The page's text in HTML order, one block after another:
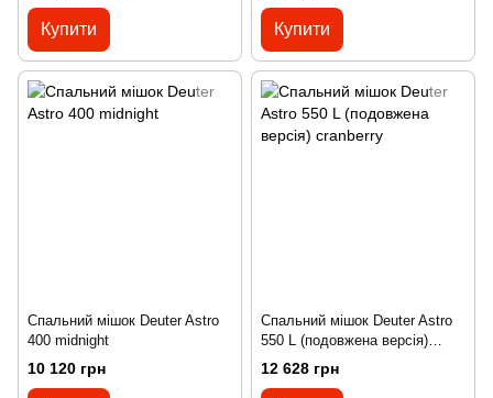
Купити Купити
Спальний мішок Deuter Astro
400 midnight
10 120 грн
Спальний мішок Deuter Astro
550 L (подовжена версія)
cranberry
12 628 грн